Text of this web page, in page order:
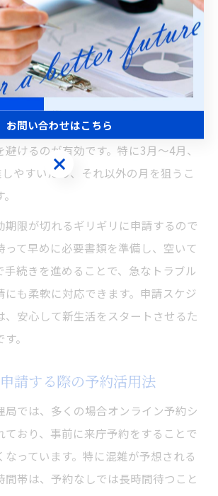
けるビザ申請のタイミング術
時期を避けることで、窓口での待ち時
期間を短縮できる可能性が高まりま
ングとしては、年度の変わり目や長期
けるのが有効です。特に3月～4月、
やすいため、それ以外の月を狙うこ
期限が切れるギリギリに申請するので
って早めに必要書類を準備し、空いて
手続きを進めることで、急なトラブル
にも柔軟に対応できます。申請スケジ
、安心して新生活をスタートさせるた
。
請する際の予約活用法
局では、多くの場合オンライン予約シ
ており、事前に来庁予約をすることで
なっています。特に混雑が予想される
間帯は、予約なしでは長時間待つこと
お問い合わせはこちら
お問い合わせはこちら